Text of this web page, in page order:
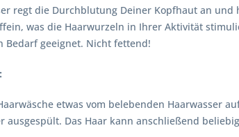
regt die Durchblutung Deiner Kopfhaut an
was die Haarwurzeln in Ihrer Aktivität
Bedarf geeignet. Nicht fettend!
etwas vom belebenden Haarwasser
ausgespült. Das Haar kann anschließend